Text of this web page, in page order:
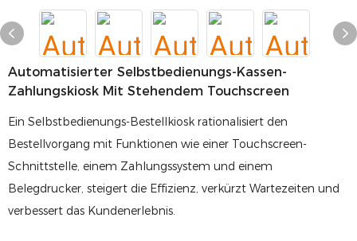
Automatisierter Selbstbedienungs-Kassen-
Zahlungskiosk Mit Stehendem Touchscreen
Ein Selbstbedienungs-Bestellkiosk rationalisiert den
Bestellvorgang mit Funktionen wie einer Touchscreen-
Schnittstelle, einem Zahlungssystem und einem
Belegdrucker, steigert die Effizienz, verkürzt Wartezeiten und
verbessert das Kundenerlebnis.